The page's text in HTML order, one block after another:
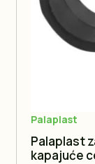
Palaplast
Palaplast
kapajuće